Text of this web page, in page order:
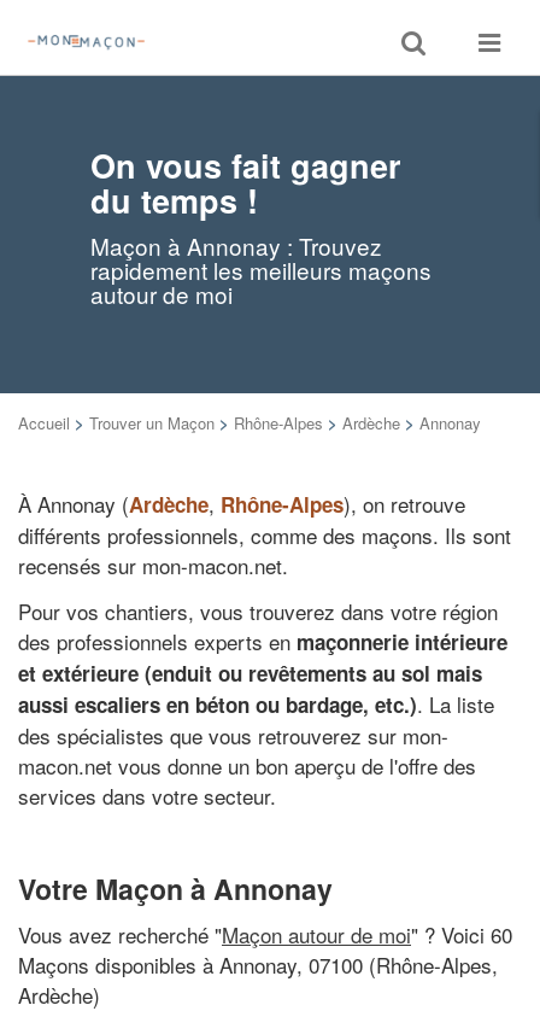
Toggle
search
Toggle
On vous fait gagner
du temps !
Maçon à Annonay : Trouvez
rapidement les meilleurs maçons
autour de moi
Accueil > Trouver un Maçon > Rhône-Alpes > Ardèche > Annonay
À Annonay (Ardèche, Rhône-Alpes), on retrouve
différents professionnels, comme des maçons. Ils sont
recensés sur mon-macon.net.
Pour vos chantiers, vous trouverez dans votre région
des professionnels experts en maçonnerie intérieure
et extérieure (enduit ou revêtements au sol mais
aussi escaliers en béton ou bardage, etc.). La liste
des spécialistes que vous retrouverez sur mon-
macon.net vous donne un bon aperçu de l'offre des
services dans votre secteur.
Votre Maçon à Annonay
Vous avez recherché "Maçon autour de moi" ? Voici 60
Maçons disponibles à Annonay, 07100 (Rhône-Alpes,
Ardèche)